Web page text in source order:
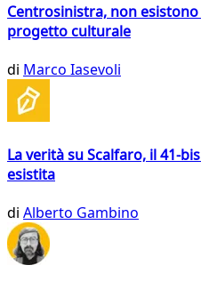
Centrosinistra, non
progetto culturale
di Marco Iasevoli
La verità su Scalfaro, il 41-
esistita
di Alberto Gambino